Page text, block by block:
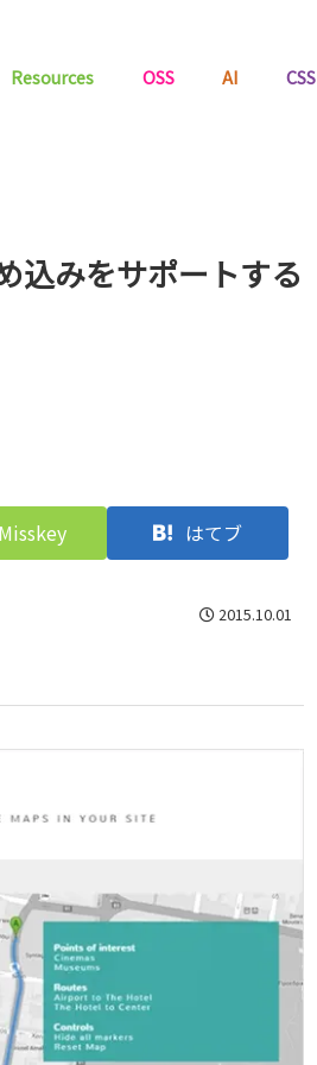
Resources OSS AI CSS
込みをサポートする
Misskey はてブ
2015.10.01